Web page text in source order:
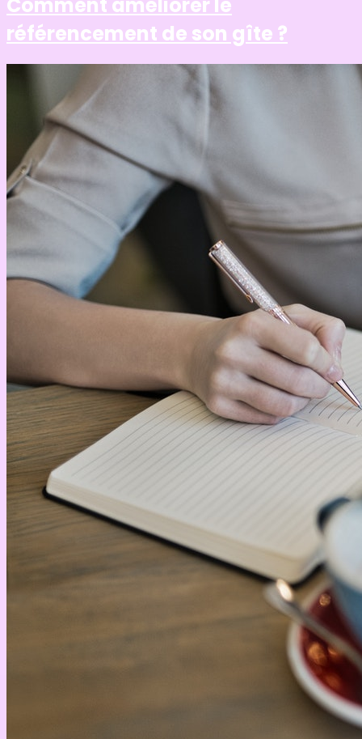
Comment améliorer le
référencement de son gîte ?